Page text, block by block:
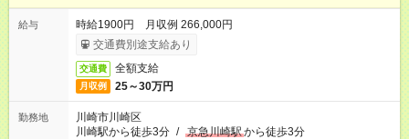
給与
時給1900円 月収例 266,000円
交通費別途支給あり
交通費 全額支給
月収例 25～30万円
勤務地
川崎市川崎区
川崎駅から徒歩3分 / 京急川崎駅から徒歩3分